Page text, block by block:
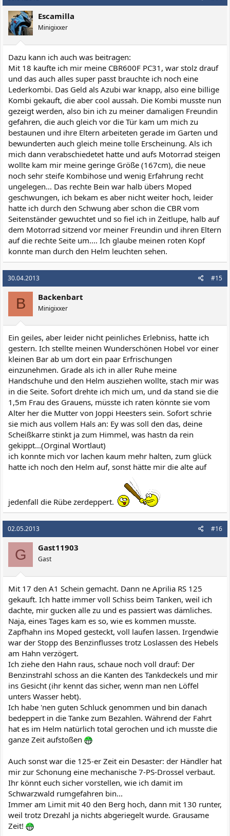
Escamilla
Minigixxer
Dazu kann ich auch was beitragen:
Mit 18 kaufte ich mir meine CBR600F PC31, war stolz drauf
und das auch alles super passt brauchte ich noch eine
Lederkombi. Das Geld als Azubi war knapp, also eine billige
Kombi gekauft, die aber cool aussah. Die Kombi musste nun
gezeigt werden, also bin ich zu meiner damaligen Freundin
gefahren, die auch gleich vor die Tür kam um mich zu
bestaunen und ihre Eltern arbeiteten gerade im Garten und
bewunderten auch gleich meine tolle Erscheinung. Als ich
mich dann verabschiedetet hatte und aufs Motorrad steigen
wollte kam mir meine geringe Größe (167cm), die neue
noch sehr steife Kombihose und wenig Erfahrung recht
ungelegen... Das rechte Bein war halb übers Moped
geschwungen, ich bekam es aber nicht weiter hoch, leider
hatte ich durch den Schwung aber schon die CBR vom
Seitenständer gewuchtet und so fiel ich in Zeitlupe, halb auf
dem Motorrad sitzend vor meiner Freundin und ihren Eltern
auf die rechte Seite um.... Ich glaube meinen roten Kopf
konnte man durch den Helm leuchten sehen.
30.04.2013 #15
B Backenbart
Minigixxer
Ein geiles, aber leider nicht peinliches Erlebniss, hatte ich
gestern. Ich stellte meinen Wunderschönen Hobel vor einer
kleinen Bar ab um dort ein paar Erfrischungen
einzunehmen. Grade als ich in aller Ruhe meine
Handschuhe und den Helm ausziehen wollte, stach mir was
in die Seite. Sofort drehte ich mich um, und da stand sie die
1,5m Frau des Grauens, müsste ich raten könnte sie vom
Alter her die Mutter von Joppi Heesters sein. Sofort schrie
sie mich aus vollem Hals an: Ey was soll den das, deine
Scheißkarre stinkt ja zum Himmel, was hastn da rein
gekippt...(Orginal Wortlaut)
ich konnte mich vor lachen kaum mehr halten, zum glück
hatte ich noch den Helm auf, sonst hätte mir die alte auf
jedenfall die Rübe zerdeppert.
02.05.2013 #16
G Gast11903
Gast
Mit 17 den A1 Schein gemacht. Dann ne Aprilia RS 125
gekauft. Ich hatte immer voll Schiss beim Tanken, weil ich
dachte, mir gucken alle zu und es passiert was dämliches.
Naja, eines Tages kam es so, wie es kommen musste.
Zapfhahn ins Moped gesteckt, voll laufen lassen. Irgendwie
war der Stopp des Benzinflusses trotz Loslassen des Hebels
am Hahn verzögert.
Ich ziehe den Hahn raus, schaue noch voll drauf: Der
Benzinstrahl schoss an die Kanten des Tankdeckels und mir
ins Gesicht (ihr kennt das sicher, wenn man nen Löffel
unters Wasser hebt).
Ich habe 'nen guten Schluck genommen und bin danach
bedeppert in die Tanke zum Bezahlen. Während der Fahrt
hat es im Helm natürlich total gerochen und ich musste die
ganze Zeit aufstoßen
Auch sonst war die 125-er Zeit ein Desaster: der Händler hat
mir zur Schonung eine mechanische 7-PS-Drossel verbaut.
Ihr könnt euch sicher vorstellen, wie ich damit im
Schwarzwald rumgefahren bin...
Immer am Limit mit 40 den Berg hoch, dann mit 130 runter,
weil trotz Drezahl ja nichts abgeriegelt wurde. Grausame
Zeit!